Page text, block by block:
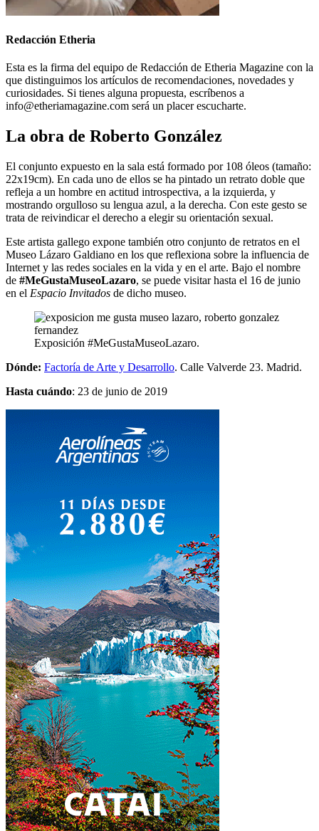
Redacción Etheria
Esta es la firma del equipo de Redacción de Etheria Magazine con la
que distinguimos los artículos de recomendaciones, novedades y
curiosidades. Si tienes alguna propuesta, escríbenos a
info@etheriamagazine.com será un placer escucharte.
La obra de Roberto González
El conjunto expuesto en la sala está formado por 108 óleos (tamaño:
22x19cm). En cada uno de ellos se ha pintado un retrato doble que
refleja a un hombre en actitud introspectiva, a la izquierda, y
mostrando orgulloso su lengua azul, a la derecha. Con este gesto se
trata de reivindicar el derecho a elegir su orientación sexual.
Este artista gallego expone también otro conjunto de retratos en el
Museo Lázaro Galdiano en los que reflexiona sobre la influencia de
Internet y las redes sociales en la vida y en el arte. Bajo el nombre
de #MeGustaMuseoLazaro, se puede visitar hasta el 16 de junio
en el Espacio Invitados de dicho museo.
Exposición #MeGustaMuseoLazaro.
Dónde: Factoría de Arte y Desarrollo. Calle Valverde 23. Madrid.
Hasta cuándo: 23 de junio de 2019